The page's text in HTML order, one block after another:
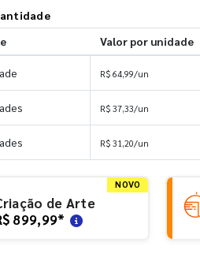
Valor por unidade
1 unidade R$ 64,99/un
3 unidades R$ 37,33/un
5 unidades R$ 31,20/un
NOVO
de Arte
899,99*